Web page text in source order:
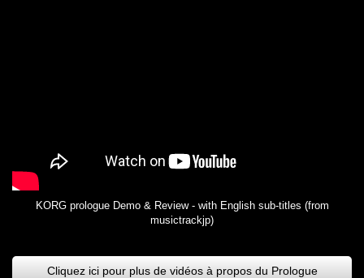
KORG prologue Demo & Review - with English sub-titles (from
musictrackjp)
Cliquez ici pour plus de vidéos à propos du Prologue